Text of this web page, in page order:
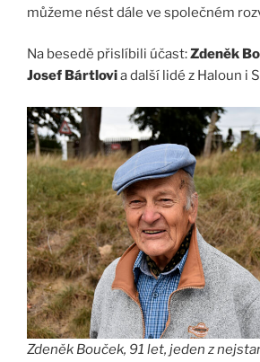
můžeme nést dále ve společném
Na besedě přislíbili účast:Zdeněk
Josef Bártlovia další lidé z Haloun i
Zdeněk Bouček, 91 let, jeden z